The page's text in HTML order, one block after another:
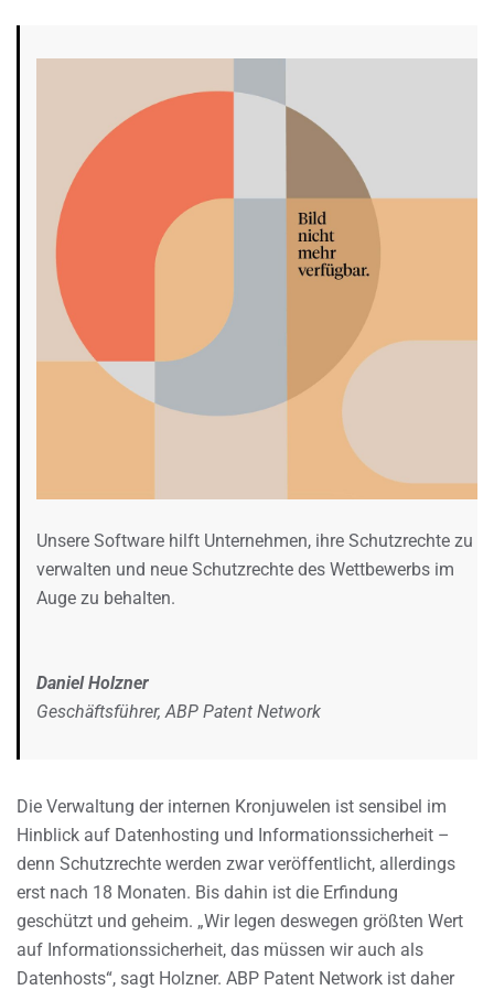
Unsere Software hilft Unternehmen, ihre Schutzrechte zu
verwalten und neue Schutzrechte des Wettbewerbs im
Auge zu behalten.
Daniel Holzner
Geschäftsführer, ABP Patent Network
Die Verwaltung der internen Kronjuwelen ist sensibel im
Hinblick auf Datenhosting und Informationssicherheit –
denn Schutzrechte werden zwar veröffentlicht, allerdings
erst nach 18 Monaten. Bis dahin ist die Erfindung
geschützt und geheim. „Wir legen deswegen größten Wert
auf Informationssicherheit, das müssen wir auch als
Datenhosts“, sagt Holzner. ABP Patent Network ist daher